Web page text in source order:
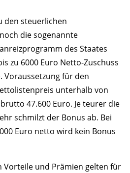
den steuerlichen
die sogenannte
des Staates
zu 6000 Euro Netto-Zuschuss
Voraussetzung für den
unterhalb von
47.600 Euro. Je teurer die
schmilzt der Bonus ab. Bei
Euro netto wird kein Bonus
Vorteile und Prämien gelten für